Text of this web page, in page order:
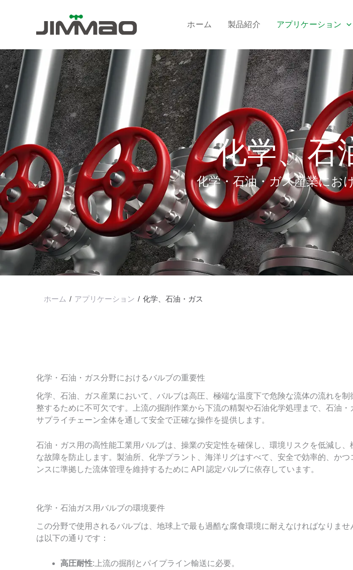
キ
ッ
プ
ホーム 製品紹介 アプリケーション
化学、石
化学・石油・ガス産業にお
ホーム / アプリケーション / 化学、石油・ガス
化学・石油・ガス分野におけるバルブの重要性
化学、石油、ガス産業において、バルブは高圧、極端な温度下で危険な流体の流れを制
整するために不可欠です。上流の掘削作業から下流の精製や石油化学処理まで、石油・
サプライチェーン全体を通して安全で正確な操作を提供します。
石油・ガス用の高性能工業用バルブは、操業の安定性を確保し、環境リスクを低減し、
な故障を防止します。製油所、化学プラント、海洋リグはすべて、安全で効率的、かつ
ンスに準拠した流体管理を維持するために API 認定バルブに依存しています。
化学・石油ガス用バルブの環境要件
この分野で使用されるバルブは、地球上で最も過酷な腐食環境に耐えなければなりませ
は以下の通りです：
高圧耐性:上流の掘削とパイプライン輸送に必要。